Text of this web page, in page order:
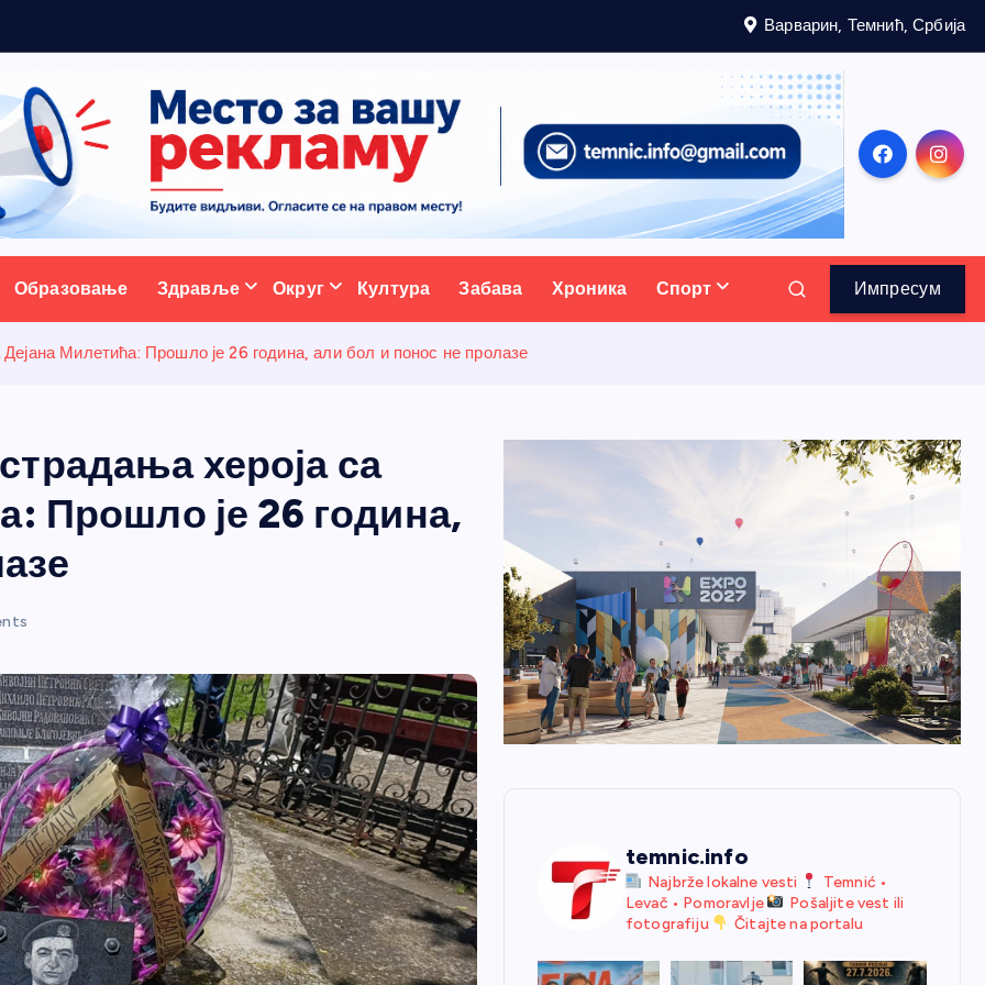
Варварин, Темнић, Србија
портал
Образовање Здравље Округ Култура Забава Хроника Спорт Импресум
Милетића: Прошло је 26 година, али бол и понос не пролазе
хероја са
Прошло је 26 година,
temnic.info
Najbrže lokalne vesti
Temnić •
Levač • Pomoravlje
Pošaljite vest ili
fotografiju
Čitajte na portalu